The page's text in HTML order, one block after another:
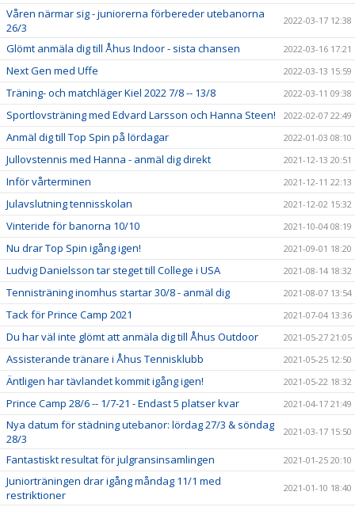
Våren närmar sig - juniorerna förbereder utebanorna
26/3
2022-03-17 12:38
Glömt anmäla dig till Åhus Indoor - sista chansen 2022-03-16 17:21
Next Gen med Uffe 2022-03-13 15:59
Träning- och matchläger Kiel 2022 7/8 -- 13/8 2022-03-11 09:38
Sportlovsträning med Edvard Larsson och Hanna Steen! 2022-02-07 22:49
Anmäl dig till Top Spin på lördagar 2022-01-03 08:10
Jullovstennis med Hanna - anmäl dig direkt 2021-12-13 20:51
Inför vårterminen 2021-12-11 22:13
Julavslutning tennisskolan 2021-12-02 15:32
Vinteride för banorna 10/10 2021-10-04 08:19
Nu drar Top Spin igång igen! 2021-09-01 18:20
Ludvig Danielsson tar steget till College i USA 2021-08-14 18:32
Tennisträning inomhus startar 30/8 - anmäl dig 2021-08-07 13:54
Tack för Prince Camp 2021 2021-07-04 13:36
Du har väl inte glömt att anmäla dig till Åhus Outdoor 2021-05-27 21:05
Assisterande tränare i Åhus Tennisklubb 2021-05-25 12:50
Äntligen har tävlandet kommit igång igen! 2021-05-22 18:32
Prince Camp 28/6 -- 1/7-21 - Endast 5 platser kvar 2021-04-17 21:49
Nya datum för städning utebanor: lördag 27/3 & söndag
28/3
2021-03-17 15:50
Fantastiskt resultat för julgransinsamlingen 2021-01-25 20:10
Juniorträningen drar igång måndag 11/1 med
restriktioner
2021-01-10 18:40